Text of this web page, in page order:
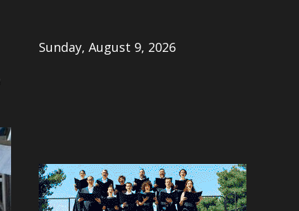
Sunday, August 9, 2026